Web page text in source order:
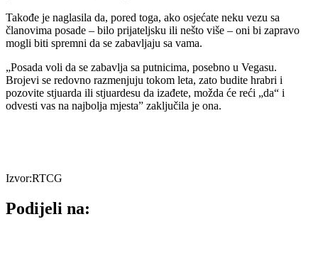
Takođe je naglasila da, pored toga, ako osjećate neku vezu sa
članovima posade – bilo prijateljsku ili nešto više – oni bi zapravo
mogli biti spremni da se zabavljaju sa vama.
„Posada voli da se zabavlja sa putnicima, posebno u Vegasu.
Brojevi se redovno razmenjuju tokom leta, zato budite hrabri i
pozovite stjuarda ili stjuardesu da izađete, možda će reći „da“ i
odvesti vas na najbolja mjesta” zaključila je ona.
Izvor:RTCG
Podijeli na: